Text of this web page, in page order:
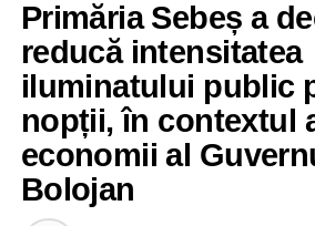
Primăria Sebeș a
reducă intensitatea
iluminatului public
nopții, în contextul
economii al
Bolojan